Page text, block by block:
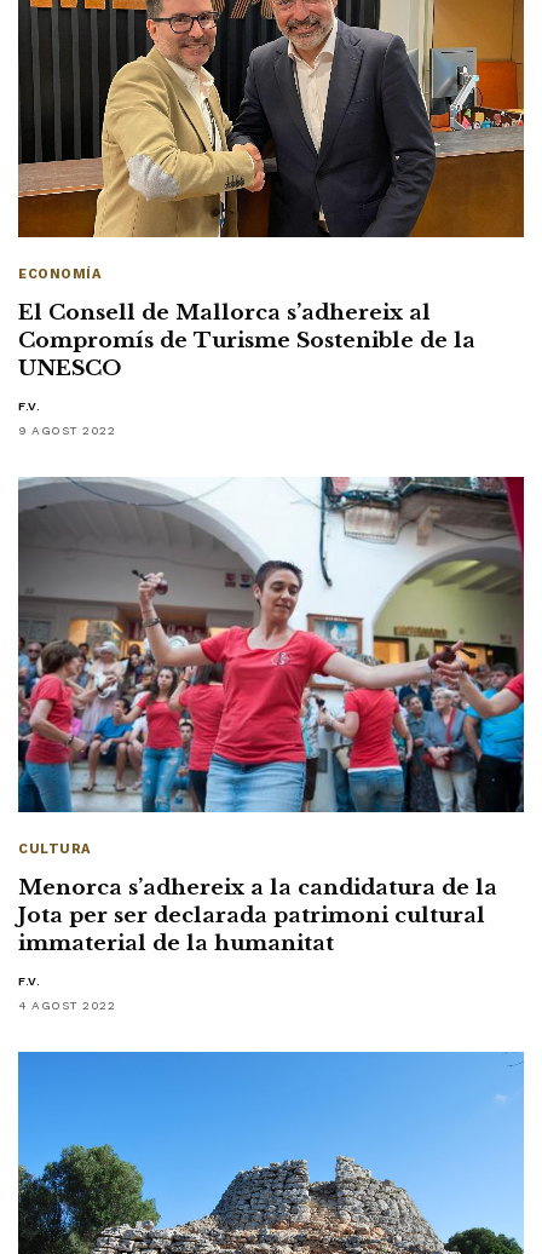
ECONOMÍA
El Consell de Mallorca s’adhereix al
Compromís de Turisme Sostenible de la
UNESCO
F.V.
9 AGOST 2022
CULTURA
Menorca s’adhereix a la candidatura de la
Jota per ser declarada patrimoni cultural
immaterial de la humanitat
F.V.
4 AGOST 2022